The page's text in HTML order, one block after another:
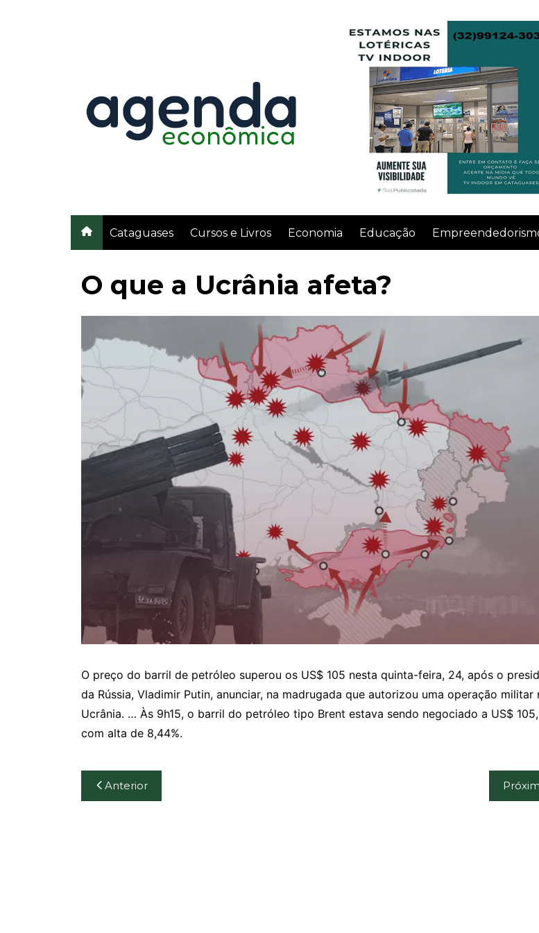
Cataguases Cursos e Livros Economia Educação
O que a Ucrânia afeta?
O preço do barril de petróleo superou os US$ 105 nesta quinta-feira, 24, após o
da Rússia, Vladimir Putin, anunciar, na madrugada que autorizou uma operação militar
Ucrânia. … Às 9h15, o barril do petróleo tipo Brent estava sendo negociado a US$
com alta de 8,44%.
Navegação
de
Anterior